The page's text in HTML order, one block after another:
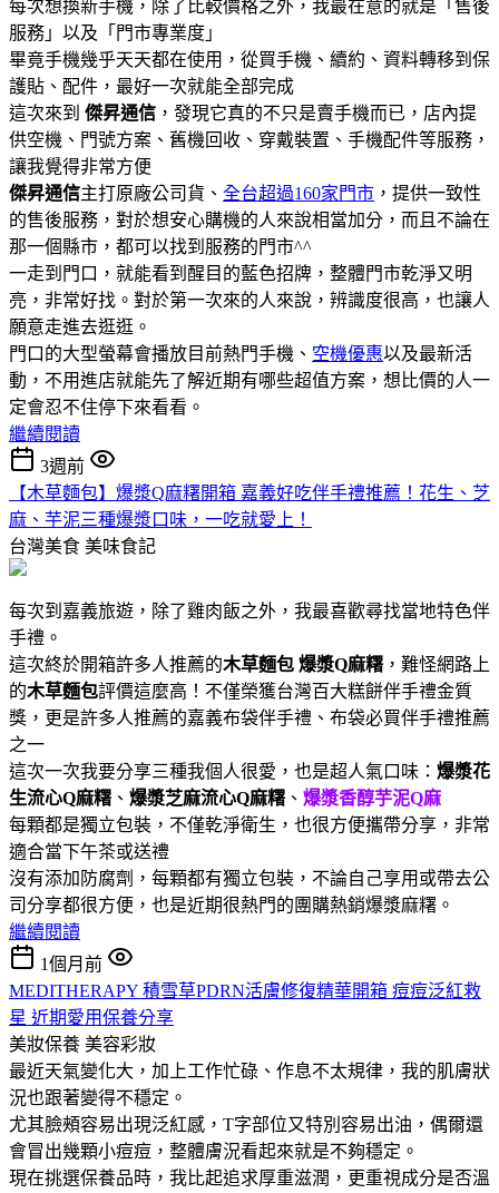
每次想換新手機，除了比較價格之外，我最在意的就是「售後
服務」以及「門市專業度」
畢竟手機幾乎天天都在使用，從買手機、續約、資料轉移到保
護貼、配件，最好一次就能全部完成
這次來到 傑昇通信 ，發現它真的不只是賣手機而已，店內提
供空機、門號方案、舊機回收、穿戴裝置、手機配件等服務，
讓我覺得非常方便
傑昇通信主打原廠公司貨、 全台超過160家門市 ，提供一致性
的售後服務，對於想安心購機的人來說相當加分，而且不論在
那一個縣市，都可以找到服務的門市^^
一走到門口，就能看到醒目的藍色招牌，整體門市乾淨又明
亮，非常好找。對於第一次來的人來說，辨識度很高，也讓人
願意走進去逛逛。
門口的大型螢幕會播放目前熱門手機、 空機優惠以及最新活
動，不用進店就能先了解近期有哪些超值方案，想比價的人一
定會忍不住停下來看看。
繼續閱讀
3週前
【木草麵包】爆漿Q麻糬開箱 嘉義好吃伴手禮推薦！花生、芝
麻、芋泥三種爆漿口味，一吃就愛上！
台灣美食 美味食記
每次到嘉義旅遊，除了雞肉飯之外，我最喜歡尋找當地特色伴
手禮。
這次終於開箱許多人推薦的木草麵包 爆漿Q麻糬 ，難怪網路上
的木草麵包評價這麼高！不僅榮獲台灣百大糕餅伴手禮金質
獎，更是許多人推薦的嘉義布袋伴手禮、布袋必買伴手禮推薦
之一
這次一次我要分享三種我個人很愛，也是超人氣口味： 爆漿花
生流心Q麻糬 、 爆漿芝麻流心Q麻糬 、 爆漿香醇芋泥Q麻
每顆都是獨立包裝，不僅乾淨衛生，也很方便攜帶分享，非常
適合當下午茶或送禮
沒有添加防腐劑，每顆都有獨立包裝，不論自己享用或帶去公
司分享都很方便，也是近期很熱門的團購熱銷爆漿麻糬。
繼續閱讀
1個月前
MEDITHERAPY 積雪草PDRN活膚修復精華開箱 痘痘泛紅救
星 近期愛用保養分享
美妝保養 美容彩妝
最近天氣變化大，加上工作忙碌、作息不太規律，我的肌膚狀
況也跟著變得不穩定。
尤其臉頰容易出現泛紅感，T字部位又特別容易出油，偶爾還
會冒出幾顆小痘痘，整體膚況看起來就是不夠穩定。
現在挑選保養品時，我比起追求厚重滋潤，更重視成分是否溫